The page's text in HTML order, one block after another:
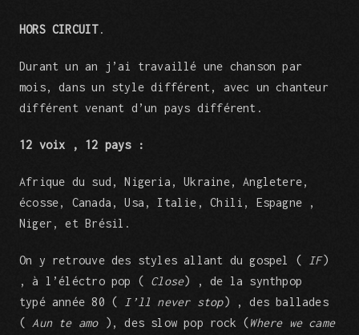
HORS CIRCUIT.
Durant un an j’ai travaillé une chanson par
mois, dans un style différent, avec un chanteur
différent venant d’un pays différent.
12 voix , 12 pays :
Afrique du sud, Nigeria, Ukraine, Angletere,
écosse, Canada, Usa, Italie, Chili, Espagne ,
Niger, et Brésil.
On y retrouve des styles allant du gospel ( IF)
, à l’éléctro pop ( Close) , de la synthpop
typé année 80 (
I’ll never stop) , des ballades
( Aun te amo ), des slow pop rock (Where we came